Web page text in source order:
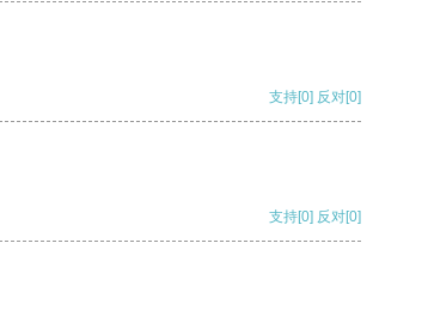
支持[0] 反对[0]
支持[0] 反对[0]